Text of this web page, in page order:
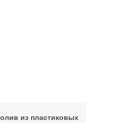
из пластиковых